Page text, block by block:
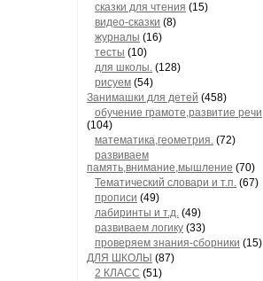
сказки для чтения (15)
видео-сказки (8)
журналы (16)
тесты (10)
для школы. (128)
рисуем (54)
Занимашки для детей (458)
обучение грамоте,развитие речи
(104)
математика,геометрия. (72)
развиваем
память,внимание,мышление (70)
Тематический словари и т.п. (67)
прописи (49)
лабиринты и т.д. (49)
развиваем логику (33)
проверяем знания-сборники (15)
ДЛЯ ШКОЛЫ (87)
2 КЛАСС (51)